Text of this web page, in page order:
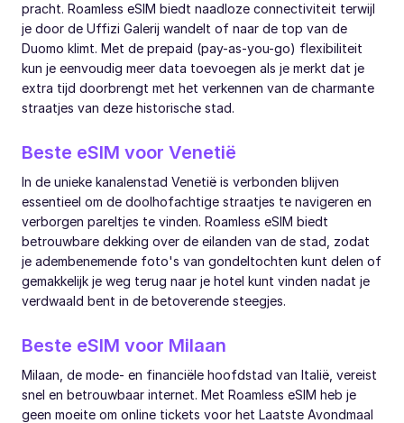
pracht. Roamless eSIM biedt naadloze connectiviteit terwijl
je door de Uffizi Galerij wandelt of naar de top van de
Duomo klimt. Met de prepaid (pay-as-you-go) flexibiliteit
kun je eenvoudig meer data toevoegen als je merkt dat je
extra tijd doorbrengt met het verkennen van de charmante
straatjes van deze historische stad.
Beste eSIM voor Venetië
In de unieke kanalenstad Venetië is verbonden blijven
essentieel om de doolhofachtige straatjes te navigeren en
verborgen pareltjes te vinden. Roamless eSIM biedt
betrouwbare dekking over de eilanden van de stad, zodat
je adembenemende foto's van gondeltochten kunt delen of
gemakkelijk je weg terug naar je hotel kunt vinden nadat je
verdwaald bent in de betoverende steegjes.
Beste eSIM voor Milaan
Milaan, de mode- en financiële hoofdstad van Italië, vereist
snel en betrouwbaar internet. Met Roamless eSIM heb je
geen moeite om online tickets voor het Laatste Avondmaal